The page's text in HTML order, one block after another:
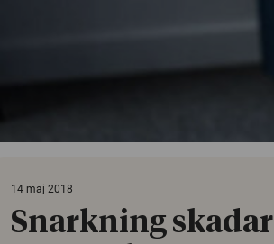
14 maj 2018
Snarkning skadar